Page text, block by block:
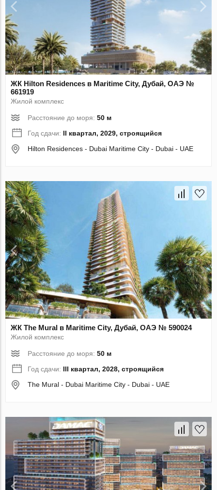
ЖК Hilton Residences в Maritime City, Дубай, ОАЭ №
661919
Жилой комплекс
Расстояние до моря:50 м
Год сдачи: II квартал, 2029, строящийся
Hilton Residences - Dubai Maritime City - Dubai - UAE
ЖК The Mural в Maritime City, Дубай, ОАЭ № 590024
Жилой комплекс
Расстояние до моря:50 м
Год сдачи: III квартал, 2028, строящийся
The Mural - Dubai Maritime City - Dubai - UAE